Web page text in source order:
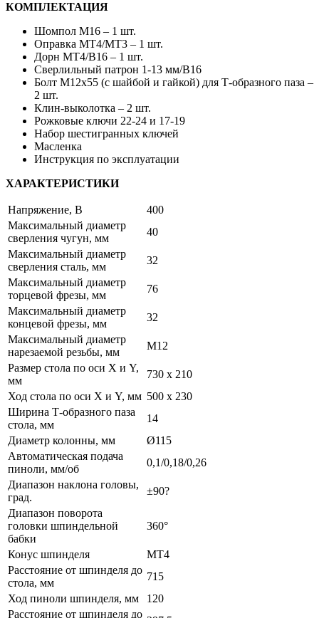
КОМПЛЕКТАЦИЯ
Шомпол М16 – 1 шт.
Оправка MT4/MT3 – 1 шт.
Дорн MT4/В16 – 1 шт.
Сверлильный патрон 1-13 мм/В16
Болт М12х55 (с шайбой и гайкой) для Т-образного паза –
2 шт.
Клин-выколотка – 2 шт.
Рожковые ключи 22-24 и 17-19
Набор шестигранных ключей
Масленка
Инструкция по эксплуатации
ХАРАКТЕРИСТИКИ
Напряжение, В
400
Максимальный диаметр
сверления чугун, мм
40
Максимальный диаметр
сверления сталь, мм
32
Максимальный диаметр
торцевой фрезы, мм
76
Максимальный диаметр
концевой фрезы, мм
32
Максимальный диаметр
нарезаемой резьбы, мм
М12
Размер стола по оси X и Y,
мм
730 x 210
Ход стола по оси X и Y, мм 500 х 230
Ширина Т-образного паза
стола, мм
14
Диаметр колонны, мм
Ø115
Автоматическая подача
пиноли, мм/об
0,1/0,18/0,26
Диапазон наклона головы,
град.
±90?
Диапазон поворота
головки шпиндельной
бабки
360°
Конус шпинделя
MT4
Расстояние от шпинделя до
стола, мм
715
Ход пиноли шпинделя, мм
120
Расстояние от шпинделя до